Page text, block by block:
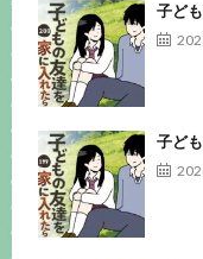
子ど
子ど